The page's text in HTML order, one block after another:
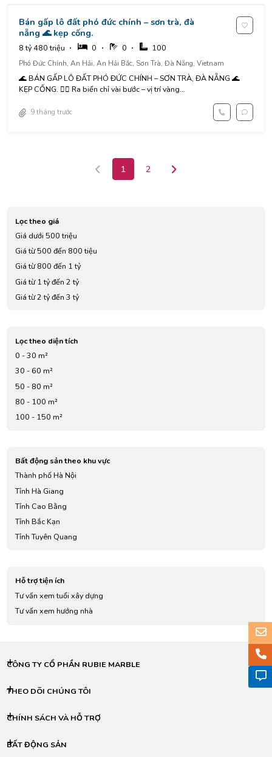
Bán gấp lô đất phó đức chính – sơn trà, đà
nẵng 🌊 kẹp cống.
8 tỷ 480 triệu 0 0 100
Phó Đức Chính, An Hải, An Hải Bắc, Sơn Trà, Đà Nẵng, Vietnam
🌊 BÁN GẤP LÔ ĐẤT PHÓ ĐỨC CHÍNH – SƠN TRÀ, ĐÀ NẴNG 🌊
KẸP CỐNG. 🚶‍♂️ Ra biển chỉ vài bước – vị trí vàng...
9 tháng trước
1 2
Lọc theo giá
Giá dưới 500 triệu
Giá từ 500 đến 800 tiệu
Giá từ 800 đến 1 tỷ
Giá từ 1 tỷ đến 2 tỷ
Giá từ 2 tỷ đến 3 tỷ
Lọc theo diện tích
0 - 30 m²
30 - 60 m²
50 - 80 m²
80 - 100 m²
100 - 150 m²
Bất động sản theo khu vực
Thành phố Hà Nội
Tỉnh Hà Giang
Tỉnh Cao Bằng
Tỉnh Bắc Kạn
Tỉnh Tuyên Quang
Tỉnh Lai Châu
Tỉnh Sơn La
Tỉnh Yên Bái
Tỉnh Lạng Sơn
Tỉnh Bắc Giang
Tỉnh Vĩnh Phúc
Tỉnh Hải Dương
Hỗ trợ tiện ích
Tư vấn xem tuổi xây dựng
Tư vấn xem hướng nhà
CÔNG TY CỔ PHẦN RUBIE MARBLE
THEO DÕI CHÚNG TÔI
CHÍNH SÁCH VÀ HỖ TRỢ
BẤT ĐỘNG SẢN